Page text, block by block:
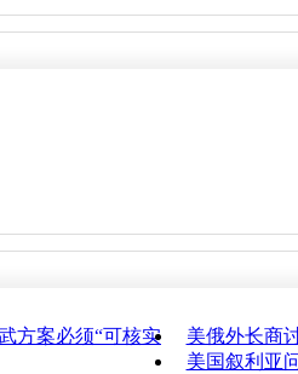
方案必须“可核实
美俄外长商
美国叙利亚